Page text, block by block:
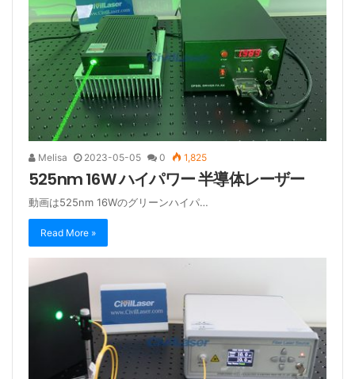
Melisa 2023-05-05 0 1,825
525nm 16W ハイパワー 半導体レーザー
動画は525nm 16Wのグリーンハイパ…
Read More »